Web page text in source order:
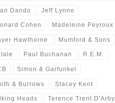
Dando Jeff Lynne
Cohen Madeleine Peyroux
Hawthorne Mumford & Sons
Paul Buchanan R.E.M.
Simon & Garfunkel
& Burrows Stacey Kent
Heads Terence Trent D'Arby